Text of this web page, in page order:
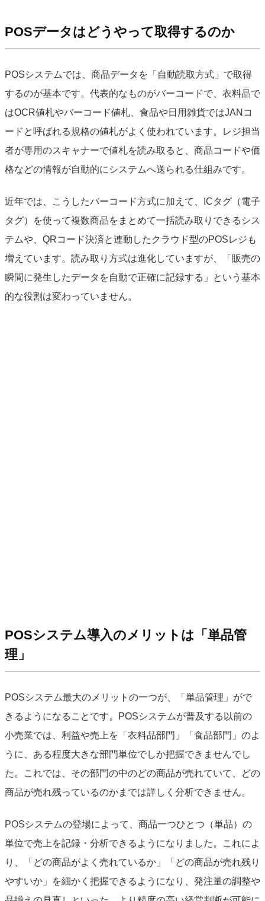
POSデータはどうやって取得するのか
POSシステムでは、商品データを「自動読取方式」で取得
するのが基本です。代表的なものがバーコードで、衣料品で
はOCR値札やバーコード値札、食品や日用雑貨ではJANコ
ードと呼ばれる規格の値札がよく使われています。レジ担当
者が専用のスキャナーで値札を読み取ると、商品コードや価
格などの情報が自動的にシステムへ送られる仕組みです。
近年では、こうしたバーコード方式に加えて、ICタグ（電子
タグ）を使って複数商品をまとめて一括読み取りできるシス
テムや、QRコード決済と連動したクラウド型のPOSレジも
増えています。読み取り方式は進化していますが、「販売の
瞬間に発生したデータを自動で正確に記録する」という基本
的な役割は変わっていません。
POSシステム導入のメリットは「単品管
理」
POSシステム最大のメリットの一つが、「単品管理」がで
きるようになることです。POSシステムが普及する以前の
小売業では、利益や売上を「衣料品部門」「食品部門」のよ
うに、ある程度大きな部門単位でしか把握できませんでし
た。これでは、その部門の中のどの商品が売れていて、どの
商品が売れ残っているのかまでは詳しく分析できません。
POSシステムの登場によって、商品一つひとつ（単品）の
単位で売上を記録・分析できるようになりました。これによ
り、「どの商品がよく売れているか」「どの商品が売れ残り
やすいか」を細かく把握できるようになり、発注量の調整や